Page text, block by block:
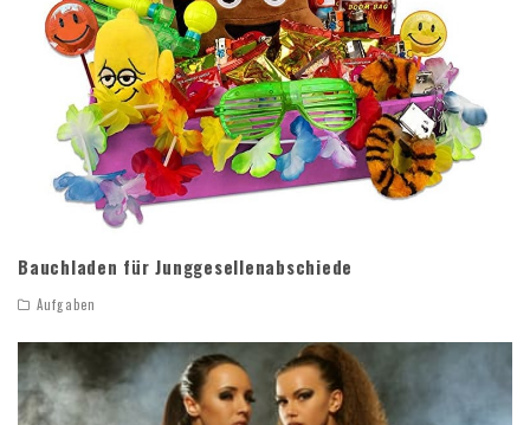
Bauchladen für Junggesellenabschiede
Aufgaben